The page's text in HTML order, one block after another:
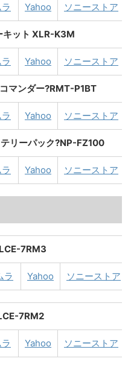
Yahoo ソニーストア
キット XLR-K3M
Yahoo ソニーストア
マンダー?RMT-P1BT
Yahoo ソニーストア
リーパック?NP-FZ100
Yahoo ソニーストア
7RM3
ラ Yahoo ソニーストア
7RM2
Yahoo ソニーストア